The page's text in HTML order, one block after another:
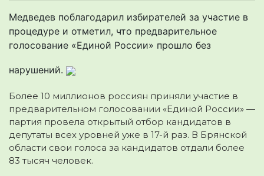
Медведев поблагодарил избирателей за участие в
процедуре и отметил, что предварительное
голосование «Единой России» прошло без
нарушений.
Более 10 миллионов россиян приняли участие в
предварительном голосовании «Единой России» —
партия провела открытый отбор кандидатов в
депутаты всех уровней уже в 17-й раз. В Брянской
области свои голоса за кандидатов отдали более
83 тысяч человек.